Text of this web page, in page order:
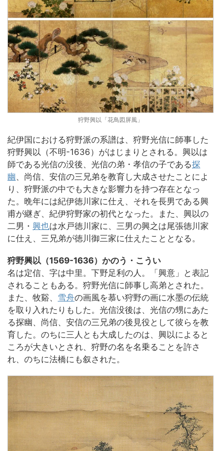
狩野興以「花鳥図屏風」
紀伊国における狩野派の系譜は、狩野光信に師事した
狩野興以（不明-1636）がはじまりとされる。興以は
師である光信の没後、光信の弟・孝信の子である探
幽、尚信、安信の三兄弟を教育し大成させたことによ
り、狩野派の中でも大きな影響力を持つ存在となっ
た。晩年には紀伊徳川家に仕え、それを長男である興
甫が継ぎ、紀伊狩野家の初代となった。また、興以の
二男・ 興也は水戸徳川家に、三男の興之は尾張徳川家
に仕え、三兄弟が徳川御三家に仕えたこととなる。
狩野興以（1569-1636）かのう・こうい
名は定信、字は中里。下野足利の人。「興意」と表記
されることもある。狩野光信に師事し高弟とされた。
また、牧谿、 雪舟の画風を慕い狩野の画に水墨の伝統
を取り入れたりもした。光信没後は、光信の甥にあた
る探幽、尚信、安信の三兄弟の後見役として彼らを教
育した。のちに三人とも大成したのは、興以によると
ころが大きいとされ、狩野の名を名乗ることを許さ
れ、のちに法橋にも叙された。